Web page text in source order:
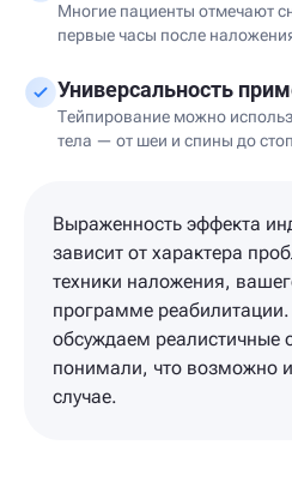
Многие пациенты отмечают
первые часы после
Универсальность
Тейпирование можно
тела — от шеи и спины до
Выраженность эффекта
зависит от характера
техники наложения,
программе
обсуждаем реалистичные
понимали, что возможно
случае.